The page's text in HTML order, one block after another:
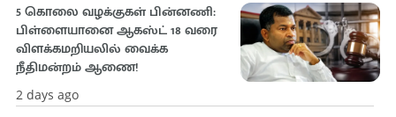
5 கொலை வழக்குகள் பின்னணி:
பிள்ளையானை ஆகஸ்ட் 18 வரை
விளக்கமறியலில் வைக்க
நீதிமன்றம் ஆணை!
2 days ago